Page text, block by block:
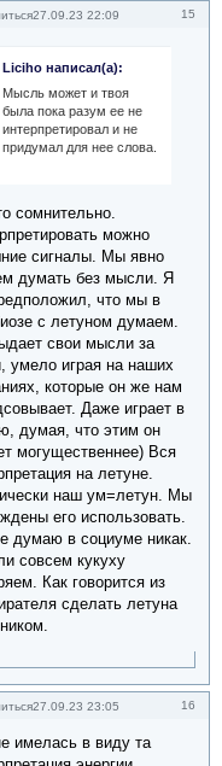
15
27.09.23 22:09
Liciho написал(а):
Мысль может и твоя
была пока разум ее не
интерпретировал и не
придумал для нее слова.
сомнительно.
можно
сигналы. Мы явно
думать без мысли. Я
что мы в
с летуном думаем.
свои мысли за
умело играя на наших
которые он же нам
Даже играет в
думая, что этим он
могущественнее) Вся
на летуне.
наш ум=летун. Мы
его использовать.
думаю в социуме никак.
совсем кукуху
Как говорится из
сделать летуна
16
27.09.23 23:05
имелась в виду та